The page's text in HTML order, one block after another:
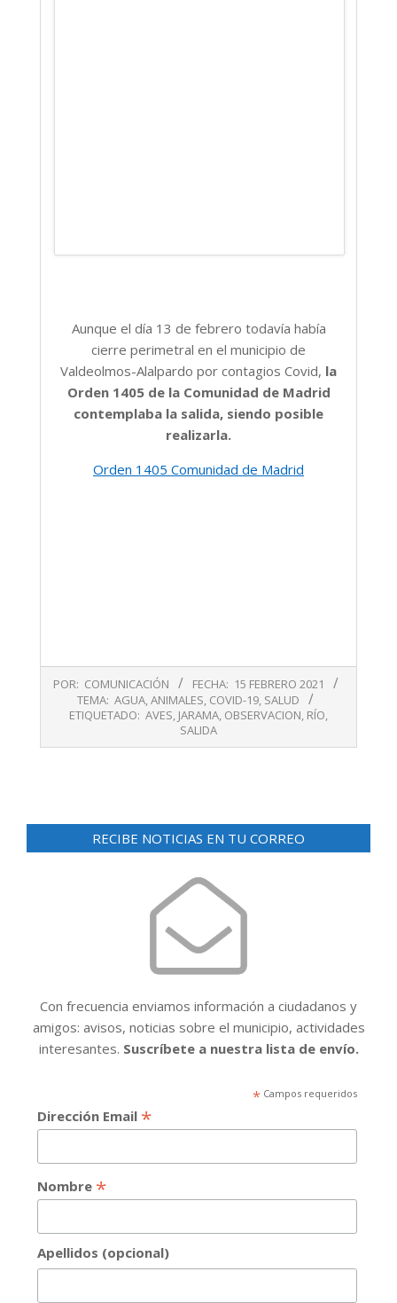
Aunque el día 13 de febrero todavía había
cierre perimetral en el municipio de
Valdeolmos-Alalpardo por contagios Covid, la
Orden 1405 de la Comunidad de Madrid
contemplaba la salida, siendo posible
realizarla.
Orden 1405 Comunidad de Madrid
02-
POR: COMUNICACIÓN FECHA: 15 FEBRERO 2021
TEMA: AGUA,ANIMALES, COVID-19, SALUD
ETIQUETADO: AVES, JARAMA, OBSERVACION, RÍO,
SALIDA
RECIBE NOTICIAS EN TU CORREO
Con frecuencia enviamos información a ciudadanos y
amigos: avisos, noticias sobre el municipio, actividades
interesantes. Suscríbete a nuestra lista de envío.
*Campos requeridos
Dirección Email *
Nombre *
Apellidos (opcional)